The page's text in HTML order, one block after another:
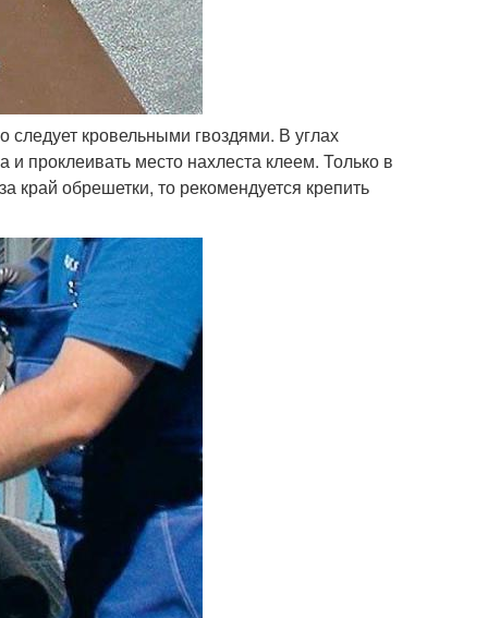
следует кровельными гвоздями. В углах
проклеивать место нахлеста клеем. Только в
край обрешетки, то рекомендуется крепить